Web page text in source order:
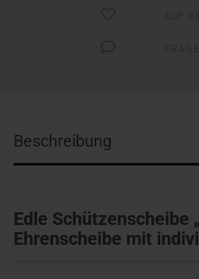
Beschreibung
Edle Schützenscheibe
Ehrenscheibe mit